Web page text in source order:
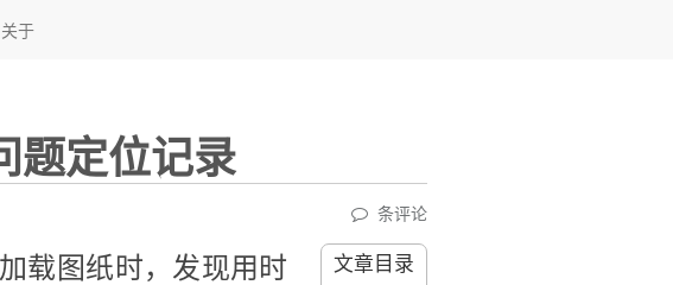
关于(current)
题定位记录
条评论
文章目录
载图纸时，发现用时